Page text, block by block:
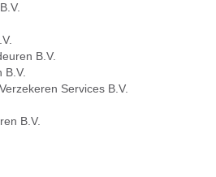
B.V.
B.V.
Services B.V.
B.V.